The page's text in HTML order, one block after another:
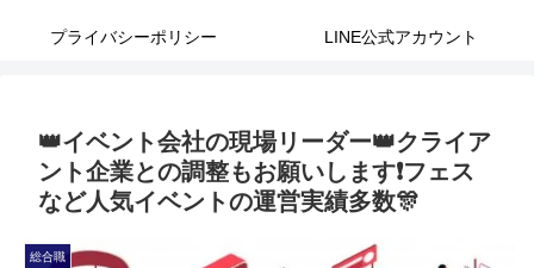
プライバシーポリシー LINE公式アカウント
👑イベント会社の現場リーダー👑クライア
ント企業との調整もお願いします❗フェス
など人気イベントの運営実績多数🎊
総合職